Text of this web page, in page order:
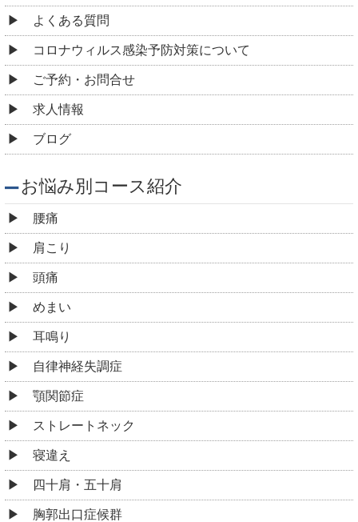
よくある質問
コロナウィルス感染予防対策について
ご予約・お問合せ
求人情報
ブログ
お悩み別コース紹介
腰痛
肩こり
頭痛
めまい
耳鳴り
自律神経失調症
顎関節症
ストレートネック
寝違え
四十肩・五十肩
胸郭出口症候群